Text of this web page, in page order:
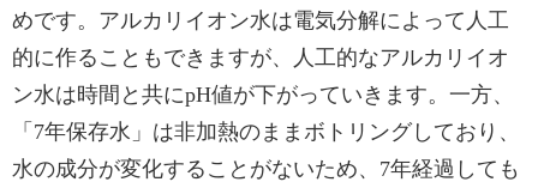
めです。アルカリイオン水は電気分解によって人工
的に作ることもできますが、人工的なアルカリイオ
ン水は時間と共にpH値が下がっていきます。一方、
「7年保存水」は非加熱のままボトリングしており、
水の成分が変化することがないため、7年経過しても